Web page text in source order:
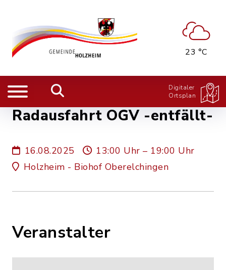
23 °C
Digitaler
Ortsplan
Radausfahrt OGV -entfällt-
16.08.2025
13:00 Uhr – 19:00 Uhr
Holzheim - Biohof Oberelchingen
Veranstalter